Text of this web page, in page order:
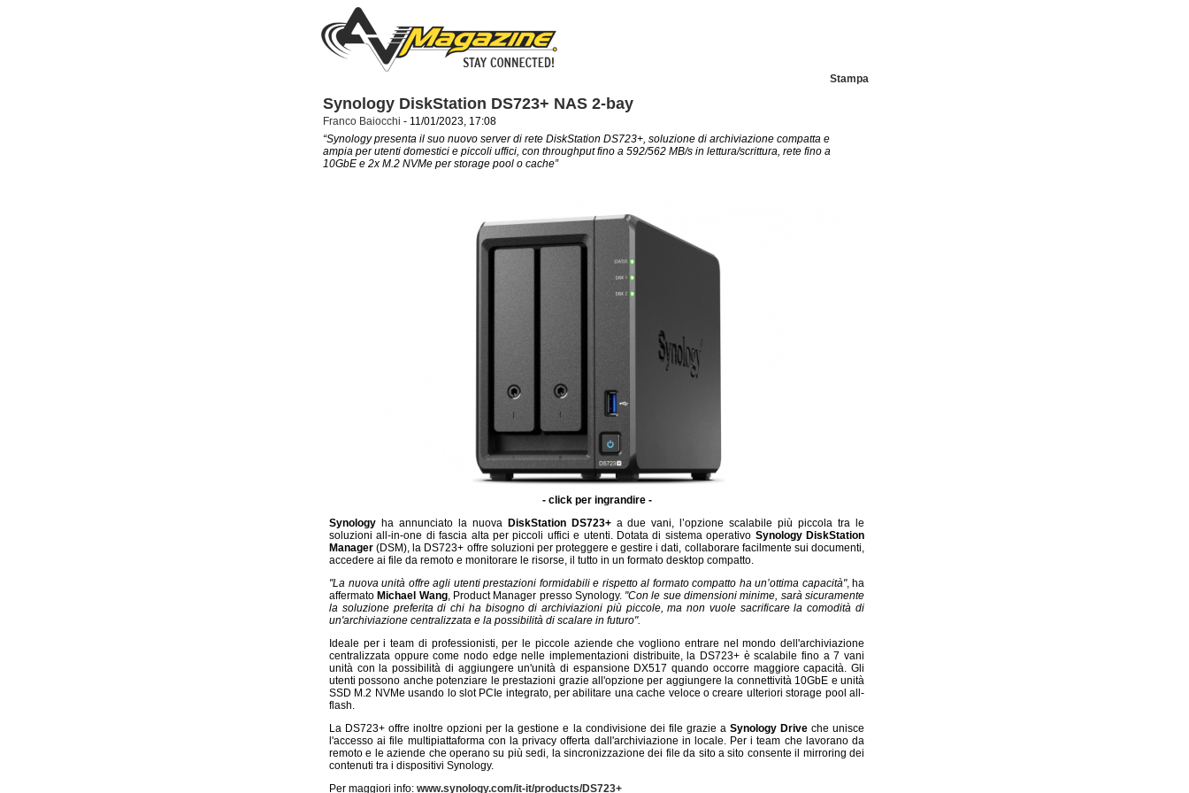
Stampa
Synology DiskStation DS723+ NAS 2-bay
Franco Baiocchi - 11/01/2023, 17:08
“Synology presenta il suo nuovo server di rete DiskStation DS723+, soluzione di archiviazione compatta e
ampia per utenti domestici e piccoli uffici, con throughput fino a 592/562 MB/s in lettura/scrittura, rete fino a
10GbE e 2x M.2 NVMe per storage pool o cache”
- click per ingrandire -
Synology ha annunciato la nuova DiskStation DS723+a due vani, l’opzione scalabile più piccola tra le
soluzioni all-in-one di fascia alta per piccoli uffici e utenti. Dotata di sistema operativo Synology DiskStation
Manager (DSM), la DS723+ offre soluzioni per proteggere e gestire i dati, collaborare facilmente sui documenti,
accedere ai file da remoto e monitorare le risorse, il tutto in un formato desktop compatto.
"La nuova unità offre agli utenti prestazioni formidabili e rispetto al formato compatto ha un’ottima capacità", ha
affermato Michael Wang, Product Manager presso Synology. "Con le sue dimensioni minime, sarà sicuramente
la soluzione preferita di chi ha bisogno di archiviazioni più piccole, ma non vuole sacrificare la comodità di
un'archiviazione centralizzata e la possibilità di scalare in futuro".
Ideale per i team di professionisti, per le piccole aziende che vogliono entrare nel mondo dell'archiviazione
centralizzata oppure come nodo edge nelle implementazioni distribuite, la DS723+ è scalabile fino a 7 vani
unità con la possibilità di aggiungere un'unità di espansione DX517 quando occorre maggiore capacità. Gli
utenti possono anche potenziare le prestazioni grazie all'opzione per aggiungere la connettività 10GbE e unità
SSD M.2 NVMe usando lo slot PCIe integrato, per abilitare una cache veloce o creare ulteriori storage pool all-
flash.
La DS723+ offre inoltre opzioni per la gestione e la condivisione dei file grazie a Synology Driveche unisce
l'accesso ai file multipiattaforma con la privacy offerta dall'archiviazione in locale. Per i team che lavorano da
remoto e le aziende che operano su più sedi, la sincronizzazione dei file da sito a sito consente il mirroring dei
contenuti tra i dispositivi Synology.
Per maggiori info: www.synology.com/it-it/products/DS723+